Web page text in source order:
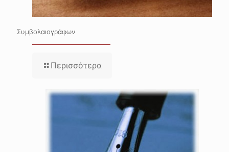
Συμβολαιογράφων
Περισσότερα